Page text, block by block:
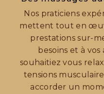
Nos praticiens
mettent tout en
prestations sur-
besoins et à
souhaitiez vous
tensions
accorder un